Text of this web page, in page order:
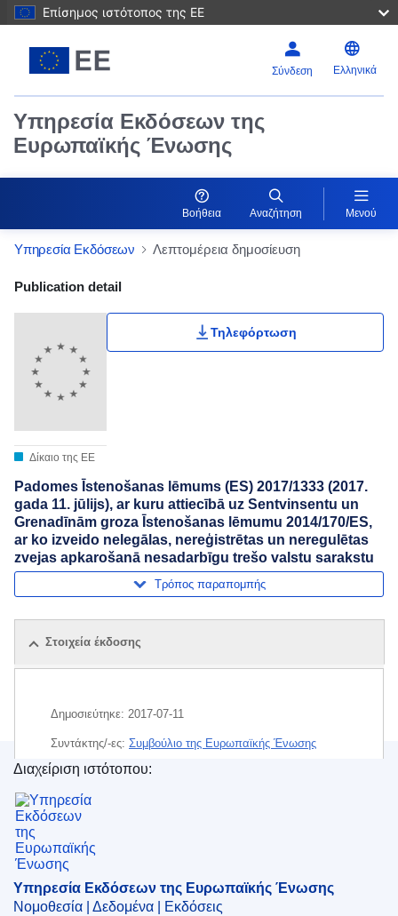
Επίσημος ιστότοπος της ΕΕ
Σύνδεση Ελληνικά
Υπηρεσία Εκδόσεων της
Ευρωπαϊκής Ένωσης
Βοήθεια Αναζήτηση Μενού
Υπηρεσία Εκδόσεων Λεπτομέρεια δημοσίευση
Publication Detail Actions Portlet
Βαθμολογία χρήστη
Publication detail
Δίκαιο της ΕΕ
Τηλεφόρτωση
Padomes Īstenošanas lēmums (ES) 2017/1333 (2017.
gada 11. jūlijs), ar kuru attiecībā uz Sentvinsentu un
Grenadīnām groza Īstenošanas lēmumu 2014/170/ES,
ar ko izveido nelegālas, nereģistrētas un neregulētas
zvejas apkarošanā nesadarbīgu trešo valstu sarakstu
Τρόπος παραπομπής
Στοιχεία έκδοσης
Δημοσιεύτηκε: 2017-07-11
Συντάκτης/-ες: Συμβούλιο της Ευρωπαϊκής Ένωσης
, αλιευτικό πλοίο
των αλιευτικών πόρων
αλιεία,κοινή αλιευτική πολιτική
χώρες
CELEX : 32017D1333
Υπηρεσία Εκδόσεων της Ευρωπαϊκής Ένωσης
Διαχείριση ιστότοπου:
Υπηρεσία Εκδόσεων της Ευρωπαϊκής Ένωσης
Νομοθεσία | Δεδομένα | Εκδόσεις